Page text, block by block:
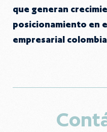
que generan
posicionamiento en
empresarial